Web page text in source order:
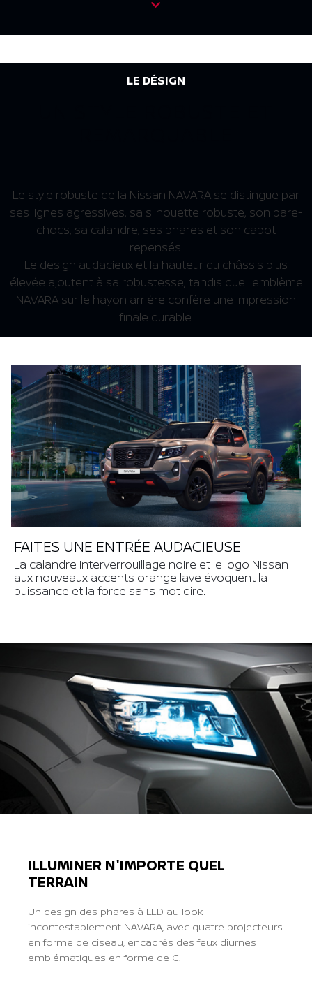
LE DÉSIGN
Le style robuste de la Nissan NAVARA se distingue par
ses lignes agressives, sa silhouette robuste, son pare-
chocs, sa calandre, ses phares et son capot
repensés.
Le design audacieux et la hauteur du châssis plus
élevée ajoutent à sa robustesse, tandis que l'emblème
NAVARA sur le hayon arrière confère une impression
finale durable.
FAITES UNE ENTRÉE AUDACIEUSE
La calandre interverrouillage noire et le logo Nissan
aux nouveaux accents orange lave évoquent la
puissance et la force sans mot dire.
ILLUMINER N'IMPORTE QUEL
TERRAIN
Un design des phares à LED au look
incontestablement NAVARA, avec quatre projecteurs
en forme de ciseau, encadrés des feux diurnes
emblématiques en forme de C.